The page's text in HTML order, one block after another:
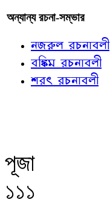
অন্যান্য রচনা-সম্ভার
নজরুল রচনাবলী
বঙ্কিম রচনাবলী
শরৎ রচনাবলী
পূজা
১১১